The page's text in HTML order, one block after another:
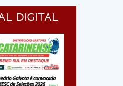
DIGITAL